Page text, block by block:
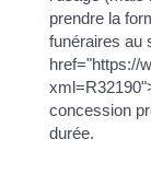
prendre la
funéraires au
href="https://
concession
durée.